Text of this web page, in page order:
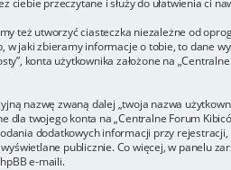
też utworzyć ciasteczka niezależne od
jaki zbieramy informacje o tobie, to dane
konta użytkownika założone na
nazwę zwaną dalej „twoja nazwa
dla twojego konta na „Centralne Forum
dodatkowych informacji przy
publicznie. Co więcej, w panelu
e-maili.